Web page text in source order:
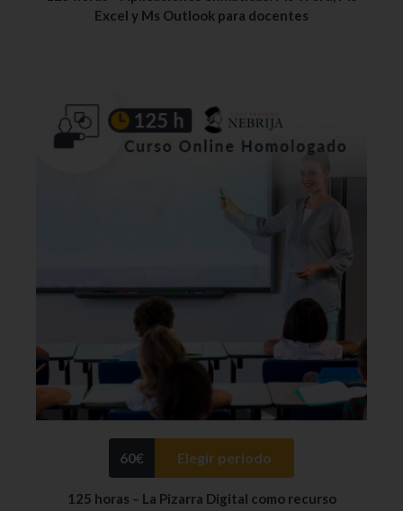
Excel y Ms Outlook para docentes
60€ Elegir periodo
125 horas – La Pizarra Digital como recurso